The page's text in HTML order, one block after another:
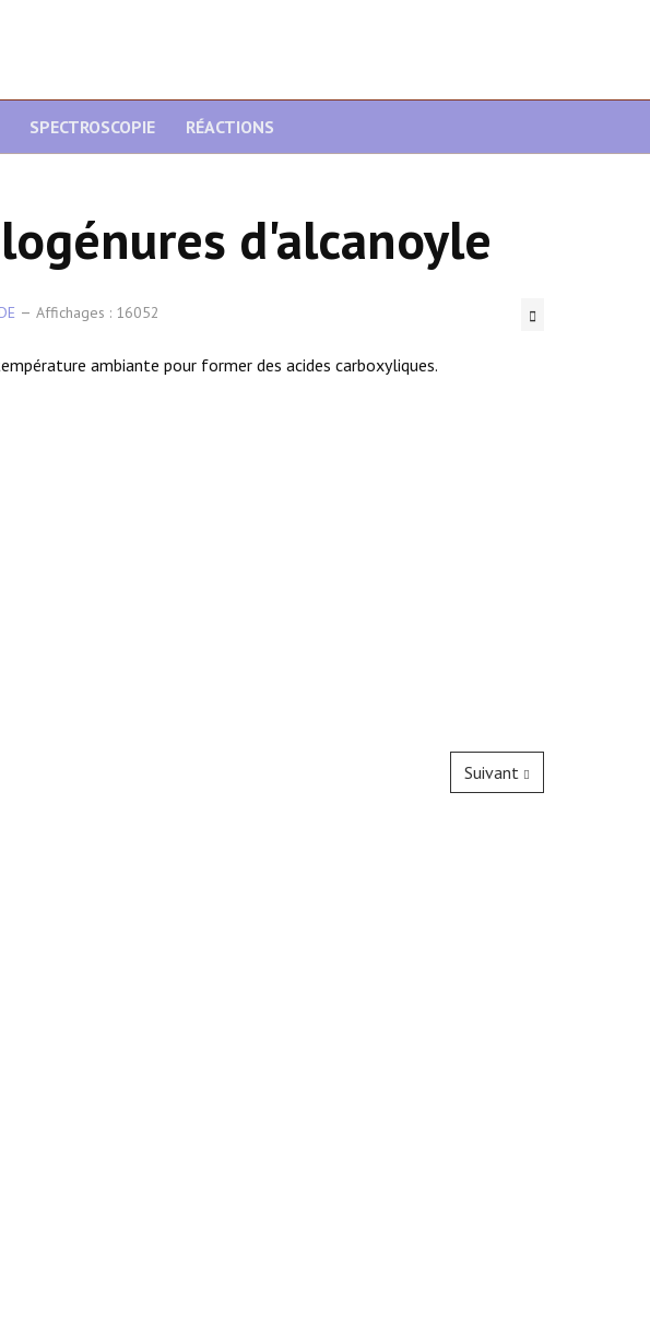
SPECTROSCOPIE RÉACTIONS
d'alcanoyle
Affichages : 16052
ambiante pour former des acides carboxyliques.
Suivant